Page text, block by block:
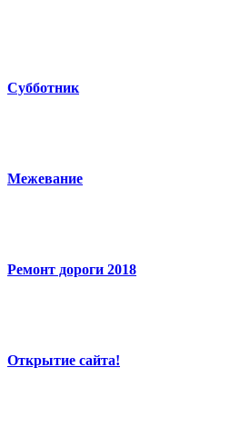
Субботник
Межевание
Ремонт дороги 2018
Открытие сайта!